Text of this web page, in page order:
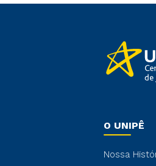
O UNIPÊ
Nossa